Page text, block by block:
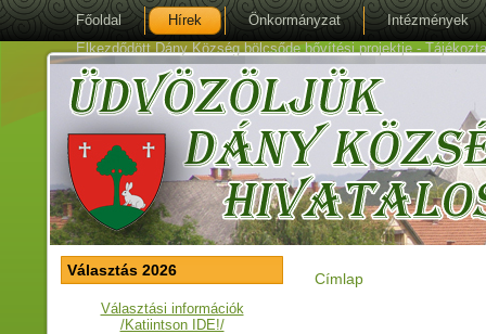
Főoldal Hírek Önkormányzat
Intézmények
Elkezdődött Dány Község bölcsőde bővítési projektje -
Választás 2026
Választási információk
/Katiintson IDE!/
Jelenlegi hely
Címlap